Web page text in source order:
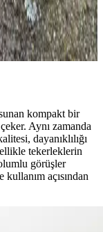
tasarım, ses
sağlanıyor.
kompakt bir
Aynı zamanda
dayanıklılığı
tekerleklerin
görüşler
açısından